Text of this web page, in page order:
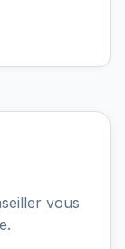
vous